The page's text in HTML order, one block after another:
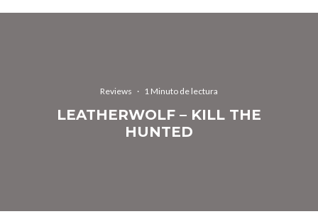
Reviews · 1 Minuto de lectura
LEATHERWOLF – KILL THE
HUNTED